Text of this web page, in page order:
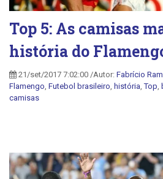
Top 5: As camisas
história do
21/set/2017 7:02:00 /Autor: Fabrício
Flamengo Futebol brasileiro história ,Top
camisas